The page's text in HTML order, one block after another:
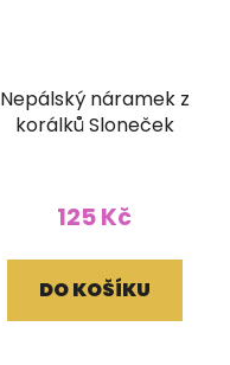
Nepálský náramek z
korálků Sloneček
125 Kč
DO KOŠÍKU